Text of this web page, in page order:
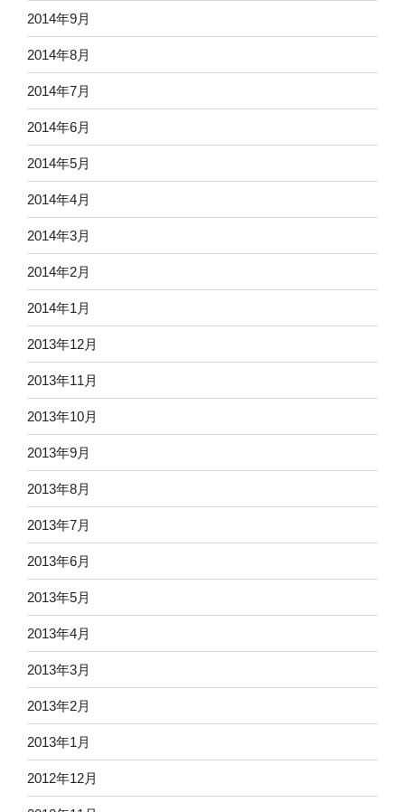
2014年9月
2014年8月
2014年7月
2014年6月
2014年5月
2014年4月
2014年3月
2014年2月
2014年1月
2013年12月
2013年11月
2013年10月
2013年9月
2013年8月
2013年7月
2013年6月
2013年5月
2013年4月
2013年3月
2013年2月
2013年1月
2012年12月